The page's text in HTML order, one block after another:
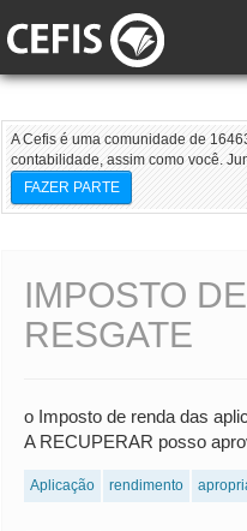
A Cefis é uma comunidade de
contabilidade, assim como você.
FAZER PARTE
IMPOSTO
RESGATE
o Imposto de renda das
A RECUPERAR posso
Aplicação rendimento